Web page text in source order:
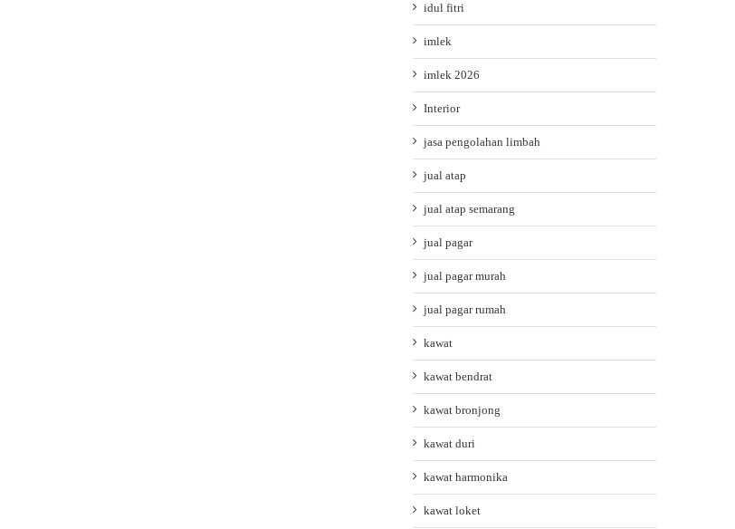
idul fitri
imlek
imlek 2026
Interior
jasa pengolahan limbah
jual atap
jual atap semarang
jual pagar
jual pagar murah
jual pagar rumah
kawat
kawat bendrat
kawat bronjong
kawat duri
kawat harmonika
kawat loket